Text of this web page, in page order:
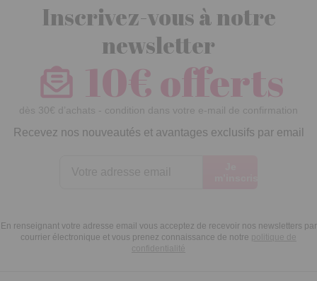
Inscrivez-vous à notre
newsletter
10€ offerts
dès 30€ d’achats - condition dans votre e-mail de confirmation
Recevez nos nouveautés et avantages exclusifs par email
En renseignant votre adresse email vous acceptez de recevoir nos newsletters par
courrier électronique et vous prenez connaissance de notre politique de
confidentialité